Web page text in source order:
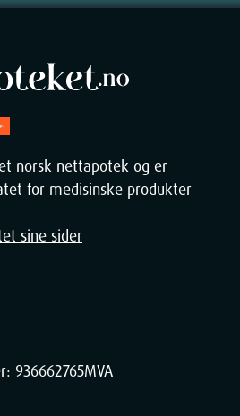
norsk nettapotek og er
for medisinske produkter
sine sider
936662765MVA